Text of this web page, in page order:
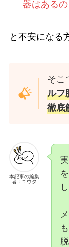
器はあるの
と不安になる
そこ
ルフ
徹底
本記事の編集
者：ユウタ